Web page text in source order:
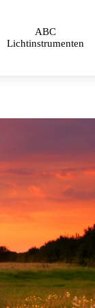
ABC
Lichtinstrumenten